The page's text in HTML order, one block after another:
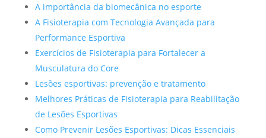
A importância da biomecânica no esporte
A Fisioterapia com Tecnologia Avançada para
Performance Esportiva
Exercícios de Fisioterapia para Fortalecer a
Musculatura do Core
Lesões esportivas: prevenção e tratamento
Melhores Práticas de Fisioterapia para Reabilitação
de Lesões Esportivas
Como Prevenir Lesões Esportivas: Dicas Essenciais